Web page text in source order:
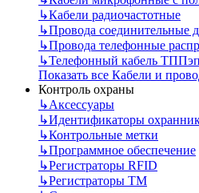
↳Кабели радиочастотные
↳Провода соединительные
↳Провода телефонные
↳Телефонный кабель ТППэп
Показать все Кабели и
Контроль охраны
↳Аксессуары
↳Идентификаторы
↳Контрольные метки
↳Программное обеспечение
↳Регистраторы RFID
↳Регистраторы ТМ